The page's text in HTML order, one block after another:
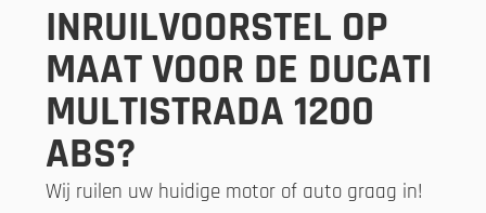
INRUILVOORSTEL OP
MAAT VOOR DE DUCATI
MULTISTRADA 1200
ABS?
Wij ruilen uw huidige motor of auto graag in!